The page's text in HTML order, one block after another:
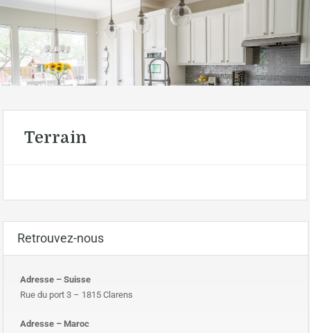
Terrain
Retrouvez-nous
Adresse – Suisse
Rue du port 3 – 1815 Clarens
Adresse – Maroc